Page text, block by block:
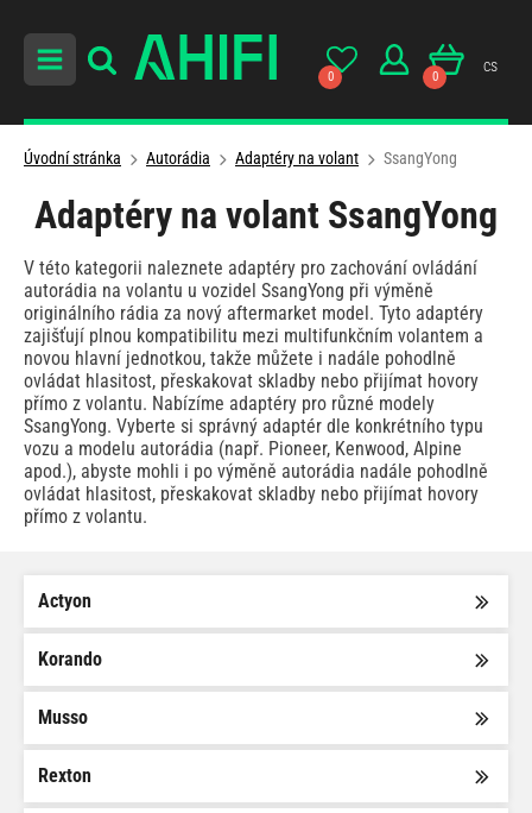
0 0
cs
Úvodní stránka Autorádia Adaptéry na volant SsangYong
Adaptéry na volant SsangYong
V této kategorii naleznete adaptéry pro zachování ovládání
autorádia na volantu u vozidel SsangYong při výměně
originálního rádia za nový aftermarket model. Tyto adaptéry
zajišťují plnou kompatibilitu mezi multifunkčním volantem a
novou hlavní jednotkou, takže můžete i nadále pohodlně
ovládat hlasitost, přeskakovat skladby nebo přijímat hovory
přímo z volantu. Nabízíme adaptéry pro různé modely
SsangYong. Vyberte si správný adaptér dle konkrétního typu
vozu a modelu autorádia (např. Pioneer, Kenwood, Alpine
apod.), abyste mohli i po výměně autorádia nadále pohodlně
ovládat hlasitost, přeskakovat skladby nebo přijímat hovory
přímo z volantu.
Actyon
Korando
Musso
Rexton